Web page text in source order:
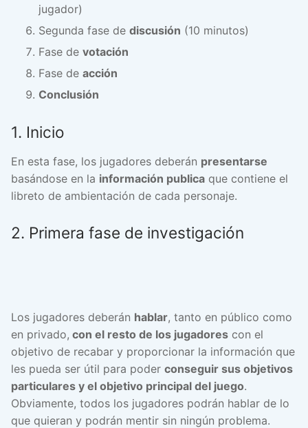
jugador)
Segunda fase de discusión (10 minutos)
Fase de votación
Fase de acción
Conclusión
1. Inicio
En esta fase, los jugadores deberán presentarse
basándose en la información publica que contiene el
libreto de ambientación de cada personaje.
2. Primera fase de investigación
Los jugadores deberán hablar, tanto en público como
en privado, con el resto de los jugadores con el
objetivo de recabar y proporcionar la información que
les pueda ser útil para poder conseguir sus objetivos
particulares y el objetivo principal del juego.
Obviamente, todos los jugadores podrán hablar de lo
que quieran y podrán mentir sin ningún problema.